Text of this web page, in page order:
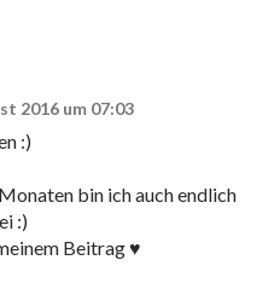
2016 um 07:03
:)
bin ich auch endlich
:)
Beitrag ♥